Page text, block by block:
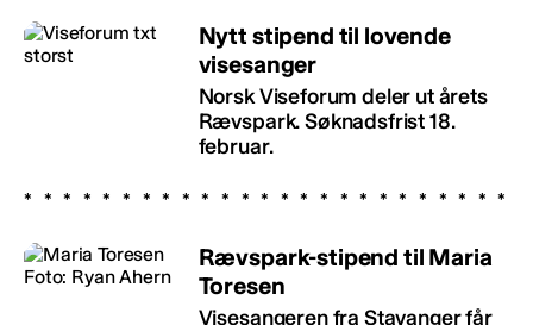
Nytt stipend til lovende
visesanger
Norsk Viseforum deler ut årets
Rævspark. Søknadsfrist 18.
februar.
Rævspark-stipend til Maria
Toresen
Visesangeren fra Stavanger får